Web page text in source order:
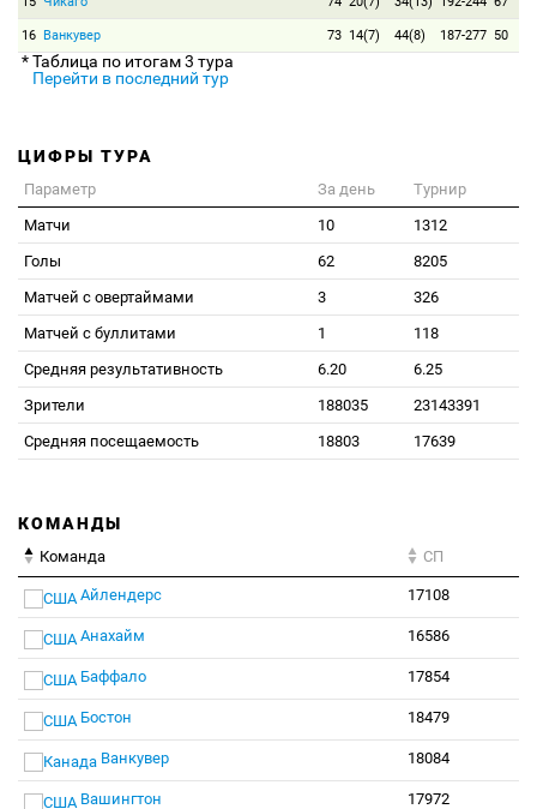
16 Ванкувер 73 14(7) 44(8) 187-277 50
* Таблица по итогам 3 тура
Перейти в последний тур
ЦИФРЫ ТУРА
Параметр За день
Турнир
Матчи
10
1312
Голы
62
8205
Матчей с овертаймами
3
326
Матчей с буллитами
1
118
Средняя результативность
6.20
6.25
Зрители
188035
23143391
Средняя посещаемость
18803 17639
КОМАНДЫ
Команда СП
Айлендерс 17108
Анахайм 16586
Баффало 17854
Бостон 18479
Ванкувер 18084
Вашингтон 17972